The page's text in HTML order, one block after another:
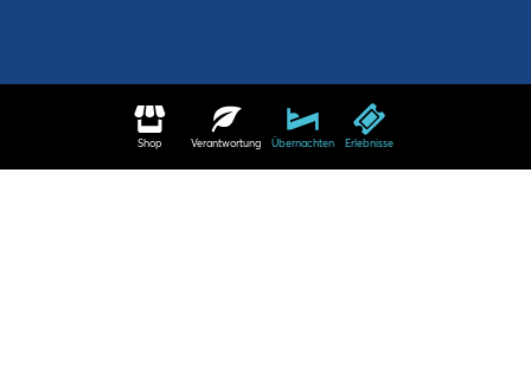
Shop Verantwortung Übernachten Erlebnisse